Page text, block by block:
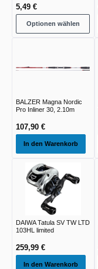
5,49 €
Optionen wählen
BALZER Magna Nordic
Pro Inliner 30, 2.10m
107,90 €
In den Warenkorb
DAIWA Tatula SV TW LTD
103HL limited
259,99 €
In den Warenkorb